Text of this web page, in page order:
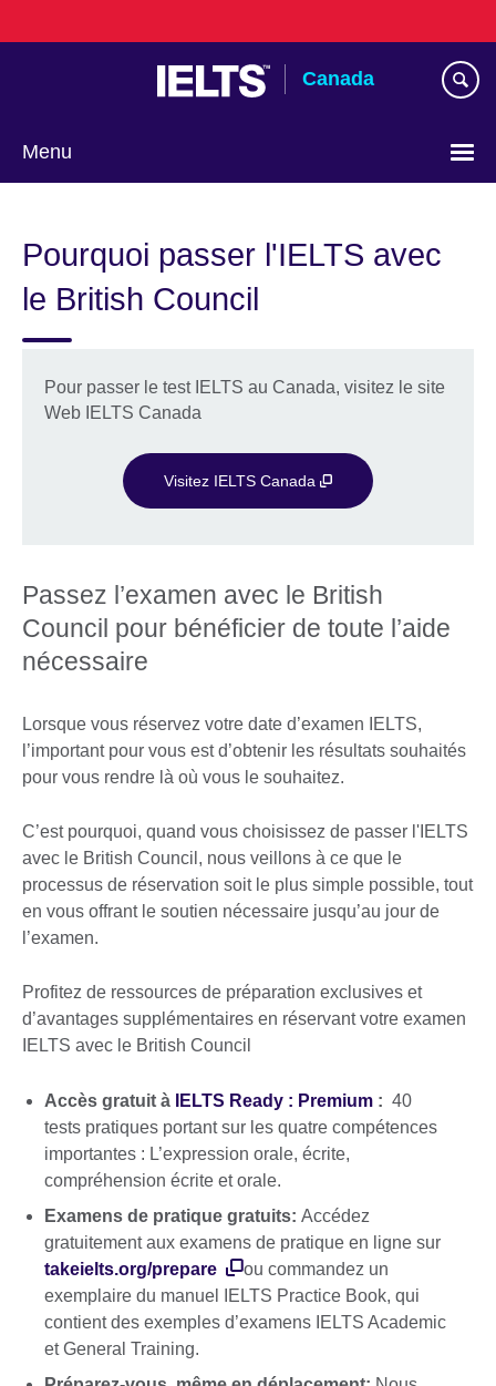
to
Canada
Menu
langue
Pourquoi passer l'IELTS avec
le British Council
Pour passer le test IELTS au Canada, visitez le site
Web IELTS Canada
Visitez IELTS Canada
Passez l’examen avec le British
Council pour bénéficier de toute l’aide
nécessaire
Lorsque vous réservez votre date d’examen IELTS,
l’important pour vous est d’obtenir les résultats souhaités
pour vous rendre là où vous le souhaitez.
C’est pourquoi, quand vous choisissez de passer l'IELTS
avec le British Council, nous veillons à ce que le
processus de réservation soit le plus simple possible, tout
en vous offrant le soutien nécessaire jusqu’au jour de
l’examen.
Profitez de ressources de préparation exclusives et
d’avantages supplémentaires en réservant votre examen
IELTS avec le British Council
Accès gratuit à IELTS Ready : Premium : 40
tests pratiques portant sur les quatre compétences
importantes : L’expression orale, écrite,
compréhension écrite et orale.
Examens de pratique gratuits: Accédez
gratuitement aux examens de pratique en ligne sur
takeielts.org/prepare
ou commandez un
exemplaire du manuel IELTS Practice Book, qui
contient des exemples d’examens IELTS Academic
et General Training.